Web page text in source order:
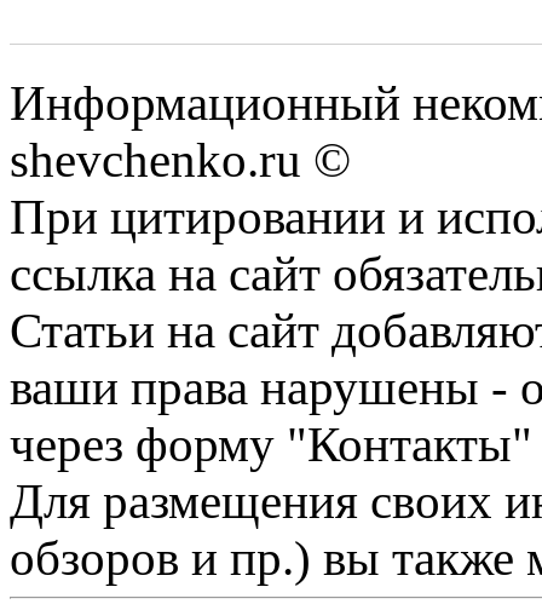
Информационный
shevchenko.ru ©
При цитировании и
ссылка на сайт
Статьи на сайт
ваши права нарушены -
через форму "Контакты"
Для размещения своих
обзоров и пр.) вы также